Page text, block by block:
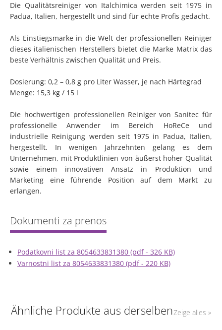
Die Qualitätsreiniger von Italchimica werden seit 1975 in
Padua, Italien, hergestellt und sind für echte Profis gedacht.
Als Einstiegsmarke in die Welt der professionellen Reiniger
dieses italienischen Herstellers bietet die Marke Matrix das
beste Verhältnis zwischen Qualität und Preis.
Dosierung: 0,2 – 0,8 g pro Liter Wasser, je nach Härtegrad
Menge: 15,3 kg / 15 l
Die hochwertigen professionellen Reiniger von Sanitec für
professionelle Anwender im Bereich HoReCe und
industrielle Reinigung werden seit 1975 in Padua, Italien,
hergestellt. In wenigen Jahrzehnten gelang es dem
Unternehmen, mit Produktlinien von äußerst hoher Qualität
sowie einem innovativen Ansatz in Produktion und
Marketing eine führende Position auf dem Markt zu
erlangen.
Podatkovni list za 8054633831380 (pdf - 326 KB)
Varnostni list za 8054633831380 (pdf - 220 KB)
Ähnliche Produkte aus derselbenZeige alles »